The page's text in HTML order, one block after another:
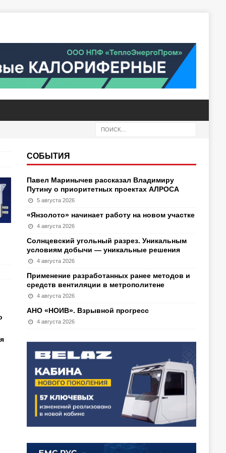
СОБЫТИЯ
Павел Маринычев рассказал Владимиру
Путину о приоритетных проектах АЛРОСА
5 августа 2026
«Янзолото» начинает работу на новом участке
4 августа 2026
Солнцевский угольный разрез. Уникальным
условиям добычи — уникальные решения
4 августа 2026
Применение разработанных ранее методов и
средств вентиляции в метрополитене
4 августа 2026
АНО «НОИВ». Взрывной прогресс
4 августа 2026